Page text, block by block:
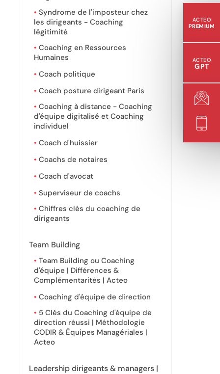
ACTEO
PREMIUM
ACTEO
GPT
Syndrome de l'imposteur chez
les dirigeants - Coaching
légitimité
Coaching en Ressources
Humaines
Coach politique
Coach posture dirigeant Paris
Coaching à distance - Coaching
d'équipe digitalisé et Coaching
individuel
Coach d'huissier
Coachs de notaires
Coach d'avocat
Superviseur de coachs
Chiffres clés du coaching de
dirigeants
Team Building
Team Building ou Coaching
d'équipe | Différences &
Complémentarités | Acteo
Coaching d'équipe de direction
5 Clés du Coaching d'équipe de
direction réussi | Méthodologie
CODIR & Équipes Managériales |
Acteo
Leadership dirigeants & managers |